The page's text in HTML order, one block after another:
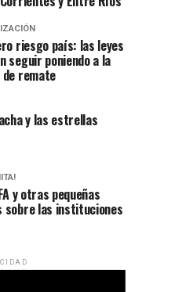
riesgo país: las leyes
seguir poniendo a la
remate
y las estrellas
y otras pequeñas
sobre las instituciones